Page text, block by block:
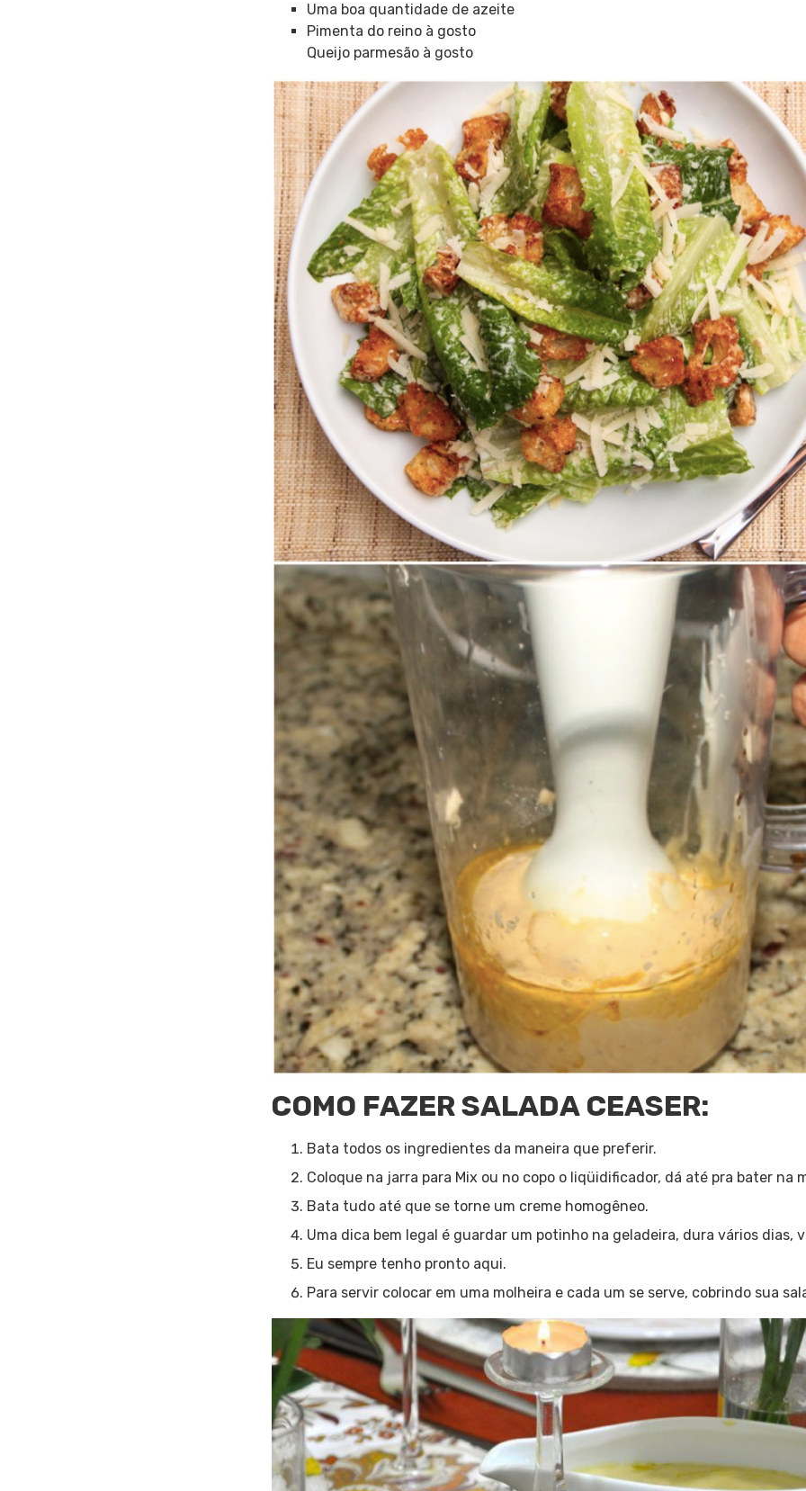
Uma boa quantidade de azeite
Pimenta do reino à gosto
Queijo parmesão à gosto
COMO FAZER SALADA CEASER:
Bata todos os ingredientes da maneira que preferir.
Coloque na jarra para Mix ou no copo o liqüidificador, dá até pra bater na
Bata tudo até que se torne um creme homogêneo.
Uma dica bem legal é guardar um potinho na geladeira, dura vários dias,
Eu sempre tenho pronto aqui.
Para servir colocar em uma molheira e cada um se serve, cobrindo sua